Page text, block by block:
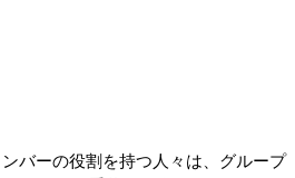
バーの役割を持つ人々は、グループ